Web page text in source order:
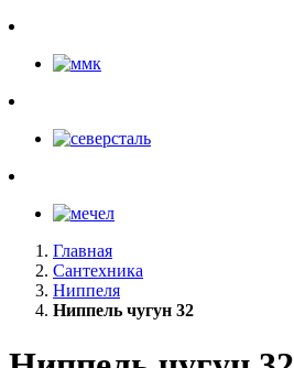
Главная
Сантехника
Ниппеля
Ниппель чугун 32